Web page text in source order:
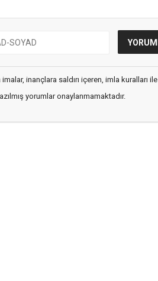
inançlara saldırı içeren, imla kuralları ile
yorumlar onaylanmamaktadır.